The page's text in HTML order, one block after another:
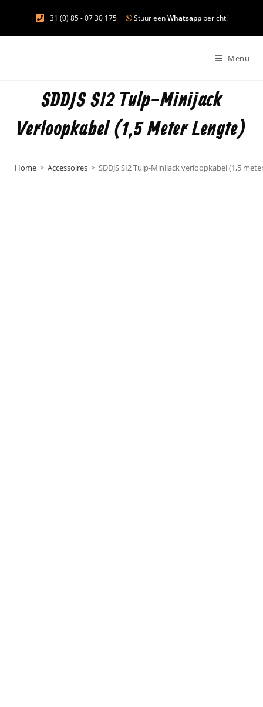
+31 (0) 85 - 07 30 175 Stuur eenWhatsappbericht!
Menu
SDDJS SI2 Tulp-Minijack
Verloopkabel (1,5 Meter Lengte)
Home > Accessoires > SDDJS SI2 Tulp-Minijack verloopkabel (1,5